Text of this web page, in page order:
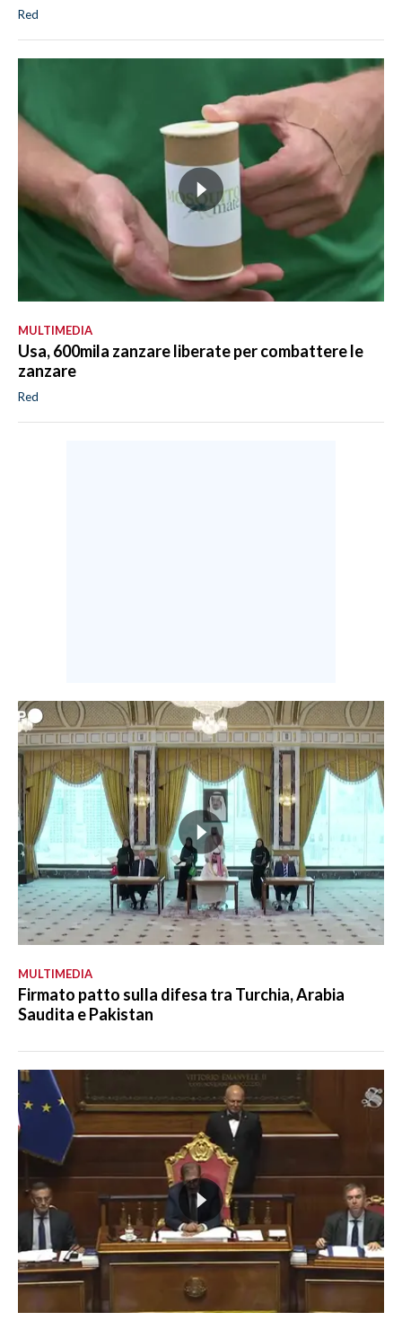
Red
MULTIMEDIA
Usa, 600mila zanzare liberate per combattere le
zanzare
Red
MULTIMEDIA
Firmato patto sulla difesa tra Turchia, Arabia
Saudita e Pakistan